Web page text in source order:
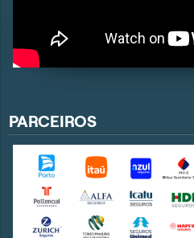
PARCEIROS